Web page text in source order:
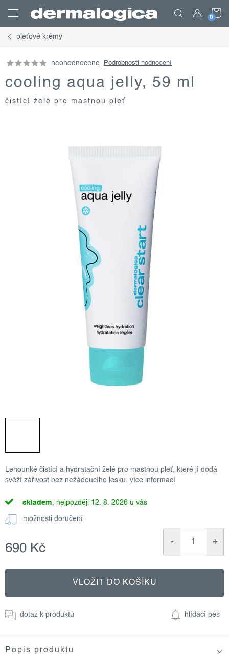
obsah
pleťové krémy
neohodnoceno Podrobnosti hodnocení
cooling aqua jelly, 59 ml
čistící želé pro mastnou pleť
Lehounké čistící a hydratační želé pro mastnou pleť, které jí dodá
svěží zářivost bez nežádoucího lesku.
více informací
skladem 12. 8. 2026
možnosti doručení
690 Kč
cena:
VLOŽIT DO KOŠÍKU
dotaz k produktu hlídací pes
Popis produktu